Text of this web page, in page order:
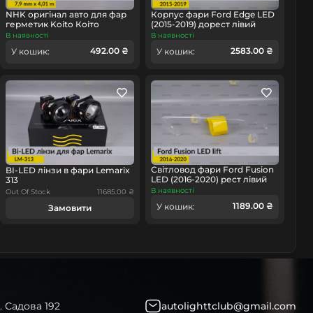
NHK оригінал авто для фар
герметик Koito Коіто
бутиловий шнур термо
В наявності
У кошик: 492.00 ₴
Корпус фари Ford Edge LED
(2015-2019) дорест лівий
В наявності
У кошик: 2583.00 ₴
BI-LED лінзи в фари Lemarix
313
Out Of Stock 11685.00 ₴
Замовити
Світловод фари Ford Fusion
LED (2016-2020) рест лівий
В наявності
У кошик: 1189.00 ₴
Садова 192 autolighttclub@gmail.com